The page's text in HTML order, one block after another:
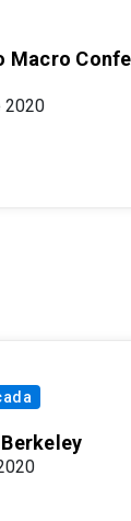
Macro
2020